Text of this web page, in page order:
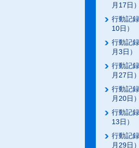
月17日）
行動記
10日）
行動記
月3日）
行動記
月27日）
行動記
月20日）
行動記
13日）
行動記
月29日）